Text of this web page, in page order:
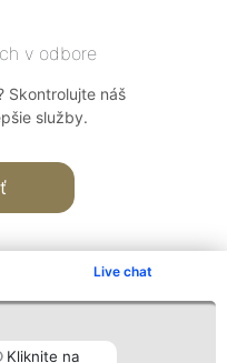
Live chat
Kliknite na
v odbore
Skontrolujte náš
služby.
Kontakt